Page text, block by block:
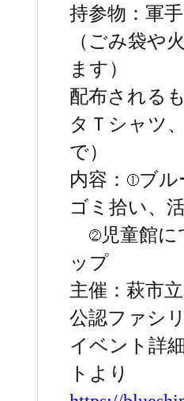
持参物：軍
（ごみ袋や
ます）
配布される
タＴシャツ
で）
内容：
ブル
ゴミ拾い、
児童館
ップ
主催：萩市
公認ファシ
イベント詳
トより